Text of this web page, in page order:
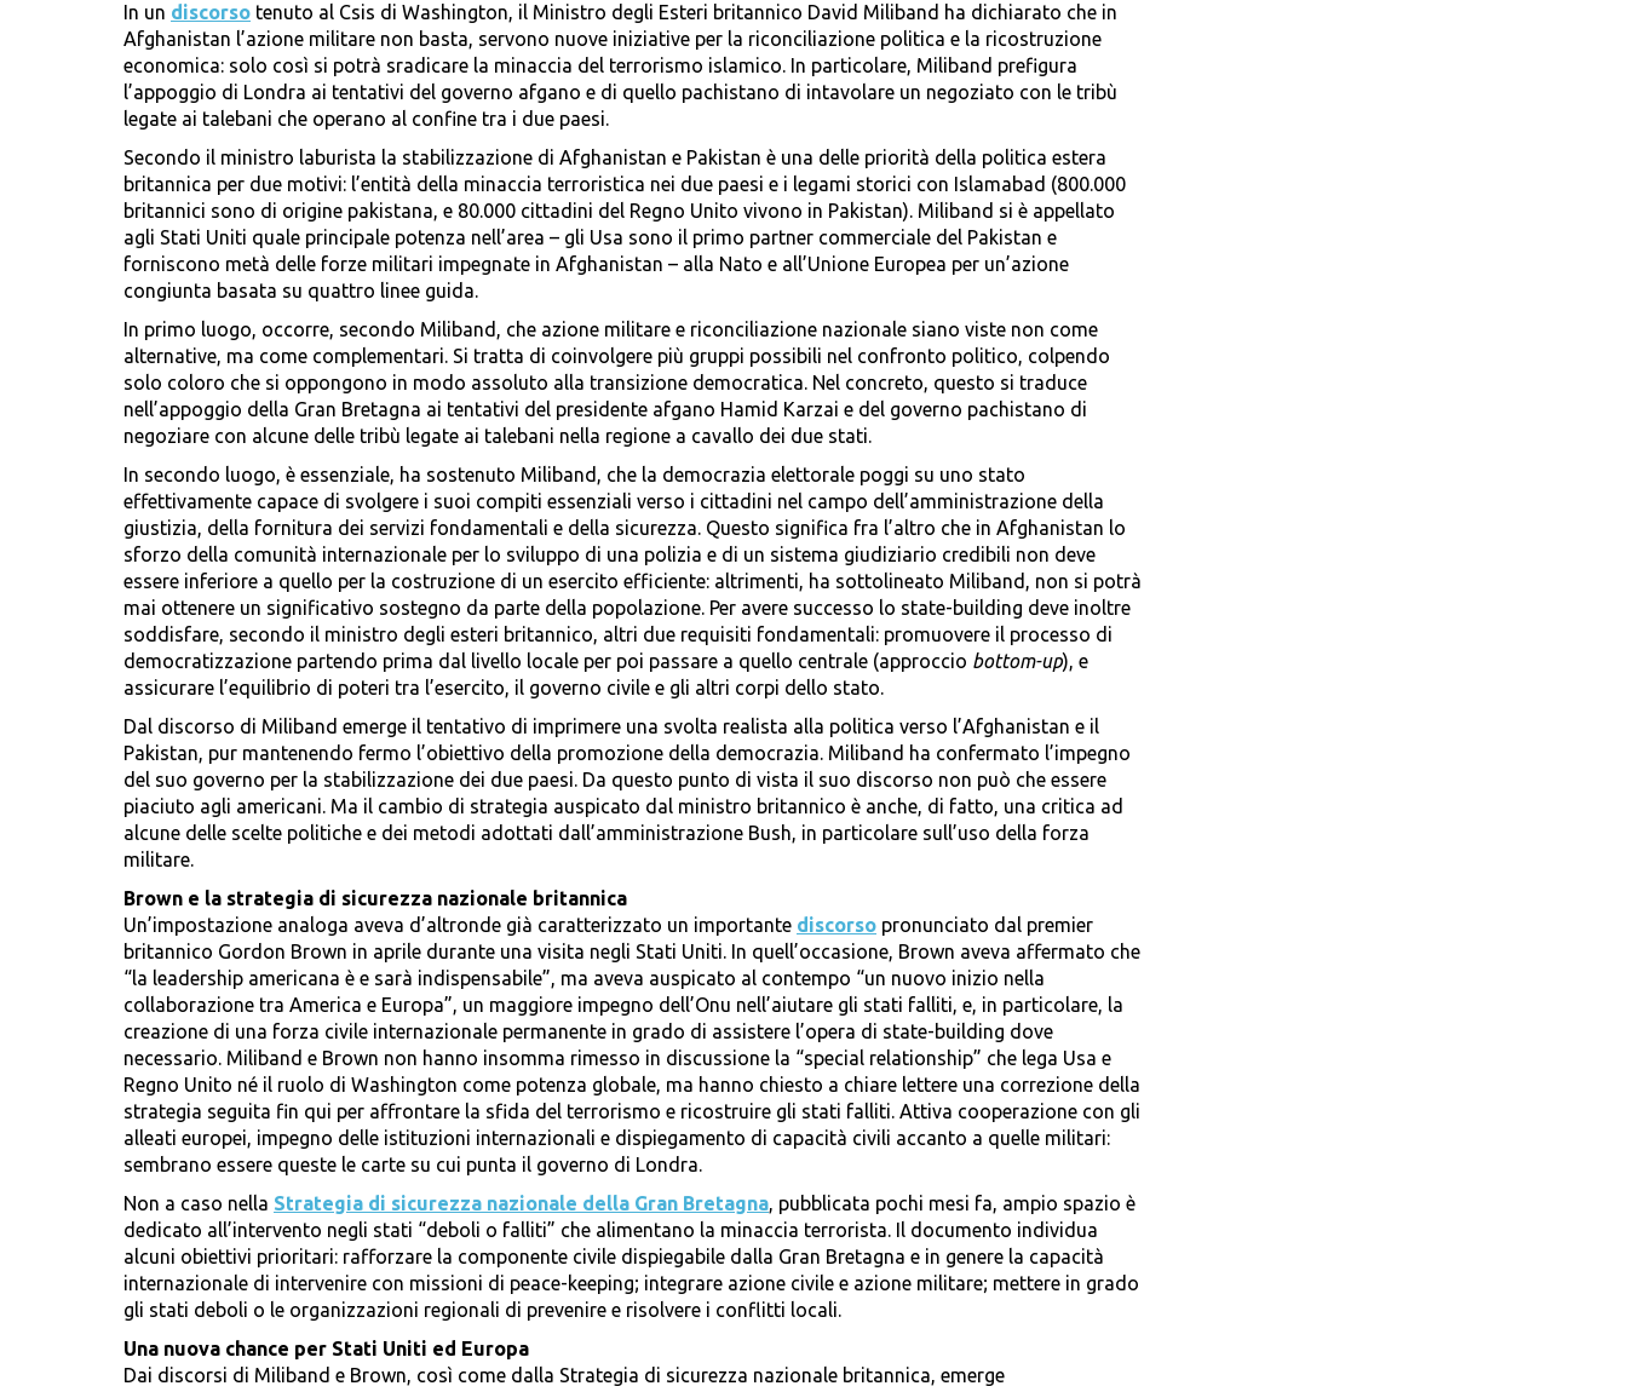
In un discorso tenuto al Csis di Washington, il Ministro degli Esteri britannico David Miliband ha dichiarato che in
Afghanistan l’azione militare non basta, servono nuove iniziative per la riconciliazione politica e la ricostruzione
economica: solo così si potrà sradicare la minaccia del terrorismo islamico. In particolare, Miliband prefigura
l’appoggio di Londra ai tentativi del governo afgano e di quello pachistano di intavolare un negoziato con le tribù
legate ai talebani che operano al confine tra i due paesi.
Secondo il ministro laburista la stabilizzazione di Afghanistan e Pakistan è una delle priorità della politica estera
britannica per due motivi: l’entità della minaccia terroristica nei due paesi e i legami storici con Islamabad (800.000
britannici sono di origine pakistana, e 80.000 cittadini del Regno Unito vivono in Pakistan). Miliband si è appellato
agli Stati Uniti quale principale potenza nell’area – gli Usa sono il primo partner commerciale del Pakistan e
forniscono metà delle forze militari impegnate in Afghanistan – alla Nato e all’Unione Europea per un’azione
congiunta basata su quattro linee guida.
In primo luogo, occorre, secondo Miliband, che azione militare e riconciliazione nazionale siano viste non come
alternative, ma come complementari. Si tratta di coinvolgere più gruppi possibili nel confronto politico, colpendo
solo coloro che si oppongono in modo assoluto alla transizione democratica. Nel concreto, questo si traduce
nell’appoggio della Gran Bretagna ai tentativi del presidente afgano Hamid Karzai e del governo pachistano di
negoziare con alcune delle tribù legate ai talebani nella regione a cavallo dei due stati.
In secondo luogo, è essenziale, ha sostenuto Miliband, che la democrazia elettorale poggi su uno stato
effettivamente capace di svolgere i suoi compiti essenziali verso i cittadini nel campo dell’amministrazione della
giustizia, della fornitura dei servizi fondamentali e della sicurezza. Questo significa fra l’altro che in Afghanistan lo
sforzo della comunità internazionale per lo sviluppo di una polizia e di un sistema giudiziario credibili non deve
essere inferiore a quello per la costruzione di un esercito efficiente: altrimenti, ha sottolineato Miliband, non si potrà
mai ottenere un significativo sostegno da parte della popolazione. Per avere successo lo state-building deve inoltre
soddisfare, secondo il ministro degli esteri britannico, altri due requisiti fondamentali: promuovere il processo di
democratizzazione partendo prima dal livello locale per poi passare a quello centrale (approccio bottom-up), e
assicurare l’equilibrio di poteri tra l’esercito, il governo civile e gli altri corpi dello stato.
Dal discorso di Miliband emerge il tentativo di imprimere una svolta realista alla politica verso l’Afghanistan e il
Pakistan, pur mantenendo fermo l’obiettivo della promozione della democrazia. Miliband ha confermato l’impegno
del suo governo per la stabilizzazione dei due paesi. Da questo punto di vista il suo discorso non può che essere
piaciuto agli americani. Ma il cambio di strategia auspicato dal ministro britannico è anche, di fatto, una critica ad
alcune delle scelte politiche e dei metodi adottati dall’amministrazione Bush, in particolare sull’uso della forza
militare.
Brown e la strategia di sicurezza nazionale britannica
Un’impostazione analoga aveva d’altronde già caratterizzato un importante discorso pronunciato dal premier
britannico Gordon Brown in aprile durante una visita negli Stati Uniti. In quell’occasione, Brown aveva affermato che
“la leadership americana è e sarà indispensabile”, ma aveva auspicato al contempo “un nuovo inizio nella
collaborazione tra America e Europa”, un maggiore impegno dell’Onu nell’aiutare gli stati falliti, e, in particolare, la
creazione di una forza civile internazionale permanente in grado di assistere l’opera di state-building dove
necessario. Miliband e Brown non hanno insomma rimesso in discussione la “special relationship” che lega Usa e
Regno Unito né il ruolo di Washington come potenza globale, ma hanno chiesto a chiare lettere una correzione della
strategia seguita fin qui per affrontare la sfida del terrorismo e ricostruire gli stati falliti. Attiva cooperazione con gli
alleati europei, impegno delle istituzioni internazionali e dispiegamento di capacità civili accanto a quelle militari:
sembrano essere queste le carte su cui punta il governo di Londra.
Non a caso nella Strategia di sicurezza nazionale della Gran Bretagna, pubblicata pochi mesi fa, ampio spazio è
dedicato all’intervento negli stati “deboli o falliti” che alimentano la minaccia terrorista. Il documento individua
alcuni obiettivi prioritari: rafforzare la componente civile dispiegabile dalla Gran Bretagna e in genere la capacità
internazionale di intervenire con missioni di peace-keeping; integrare azione civile e azione militare; mettere in grado
gli stati deboli o le organizzazioni regionali di prevenire e risolvere i conflitti locali.
Una nuova chance per Stati Uniti ed Europa
Dai discorsi di Miliband e Brown, così come dalla Strategia di sicurezza nazionale britannica, emerge